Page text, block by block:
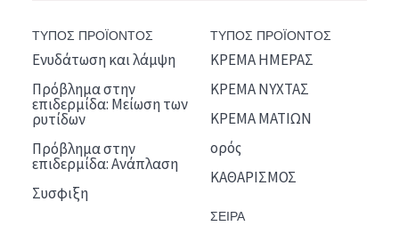
ΤΥΠΟΣ ΠΡΟΪΟΝΤΟΣ
Ενυδάτωση και λάμψη
Πρόβλημα στην
επιδερμίδα: Μείωση των
ρυτίδων
Πρόβλημα στην
επιδερμίδα: Ανάπλαση
Συσφιξη
ΤΥΠΟΣ ΠΡΟΪΟΝΤΟΣ
ΚΡΕΜΑ ΗΜΕΡΑΣ
ΚΡΕΜΑ ΝΥΧΤΑΣ
ΚΡΕΜΑ ΜΑΤΙΩΝ
ορός
ΚΑΘΑΡΙΣΜΟΣ
ΣΕΙΡΑ